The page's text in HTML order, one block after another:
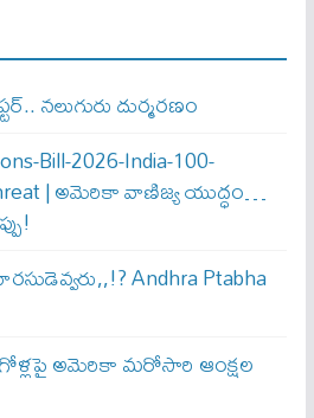
నలుగురు దుర్మరణం
Bill-2026-India-100-
| అమెరికా వాణిజ్య యుద్ధం…
Andhra Ptabha
అమెరికా మరోసారి ఆంక్షల